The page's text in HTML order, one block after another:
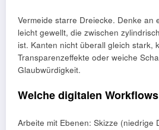
Vermeide starre Dreiecke. Denke an
leicht gewellt, die zwischen
ist. Kanten nicht überall gleich stark,
Transparenzeffekte oder weiche
Glaubwürdigkeit.
Welche digitalen
Arbeite mit Ebenen: Skizze (niedrige